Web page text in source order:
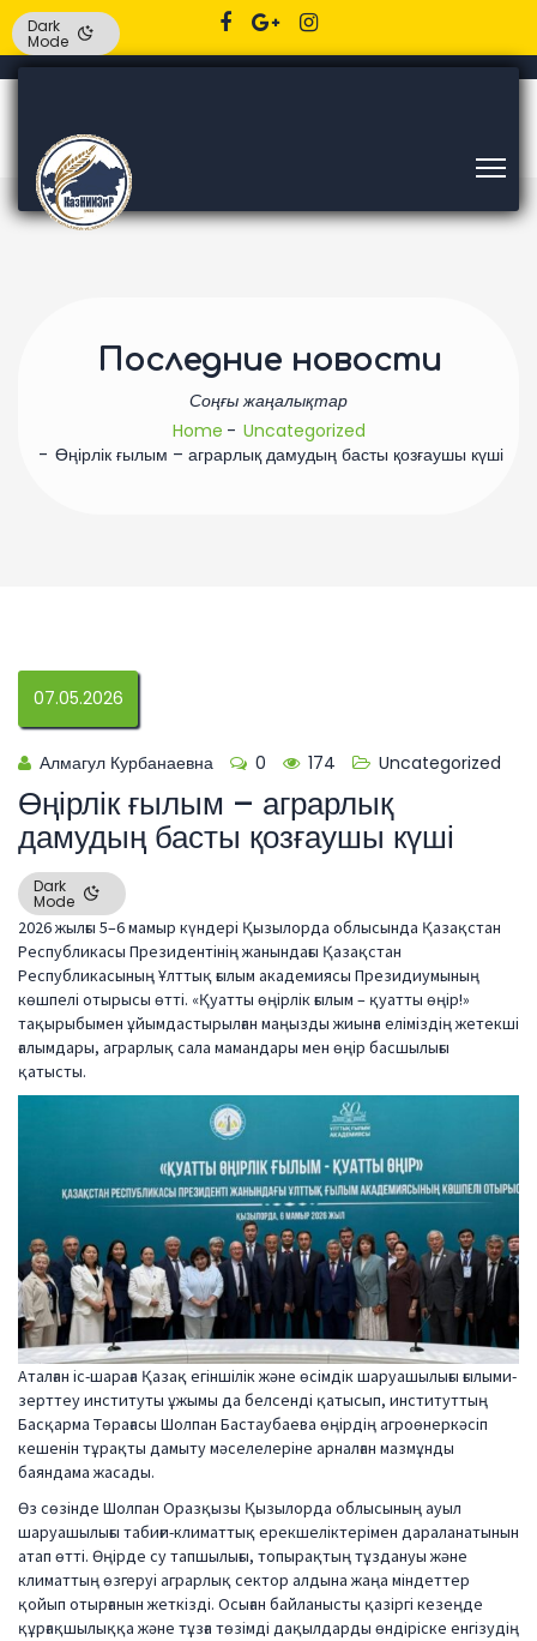
Последние новости
Соңғы жаңалықтар
Home
Uncategorized
Өңірлік ғылым – аграрлық дамудың басты қозғаушы күші
07.05.2026
Алмагул Курбанаевна 0 174 Uncategorized
Өңірлік ғылым – аграрлық
дамудың басты қозғаушы күші
Dark
Mode
2026 жылғы 5–6 мамыр күндері Қызылорда облысында Қазақстан
Республикасы Президентінің жанындағы Қазақстан
Республикасының Ұлттық ғылым академиясы Президиумының
көшпелі отырысы өтті. «Қуатты өңірлік ғылым – қуатты өңір!»
тақырыбымен ұйымдастырылған маңызды жиынға еліміздің жетекші
ғалымдары, аграрлық сала мамандары мен өңір басшылығы
қатысты.
Аталған іс-шараға Қазақ егіншілік және өсімдік шаруашылығы ғылыми-
зерттеу институты ұжымы да белсенді қатысып, институттың
Басқарма Төрағасы Шолпан Бастаубаева өңірдің агроөнеркәсіп
кешенін тұрақты дамыту мәселелеріне арналған мазмұнды
баяндама жасады.
Өз сөзінде Шолпан Оразқызы Қызылорда облысының ауыл
шаруашылығы табиғи-климаттық ерекшеліктерімен дараланатынын
атап өтті. Өңірде су тапшылығы, топырақтың тұздануы және
климаттың өзгеруі аграрлық сектор алдына жаңа міндеттер
қойып отырғанын жеткізді. Осыған байланысты қазіргі кезеңде
құрғақшылыққа және тұзға төзімді дақылдарды өндіріске енгізудің
Dark
Mode